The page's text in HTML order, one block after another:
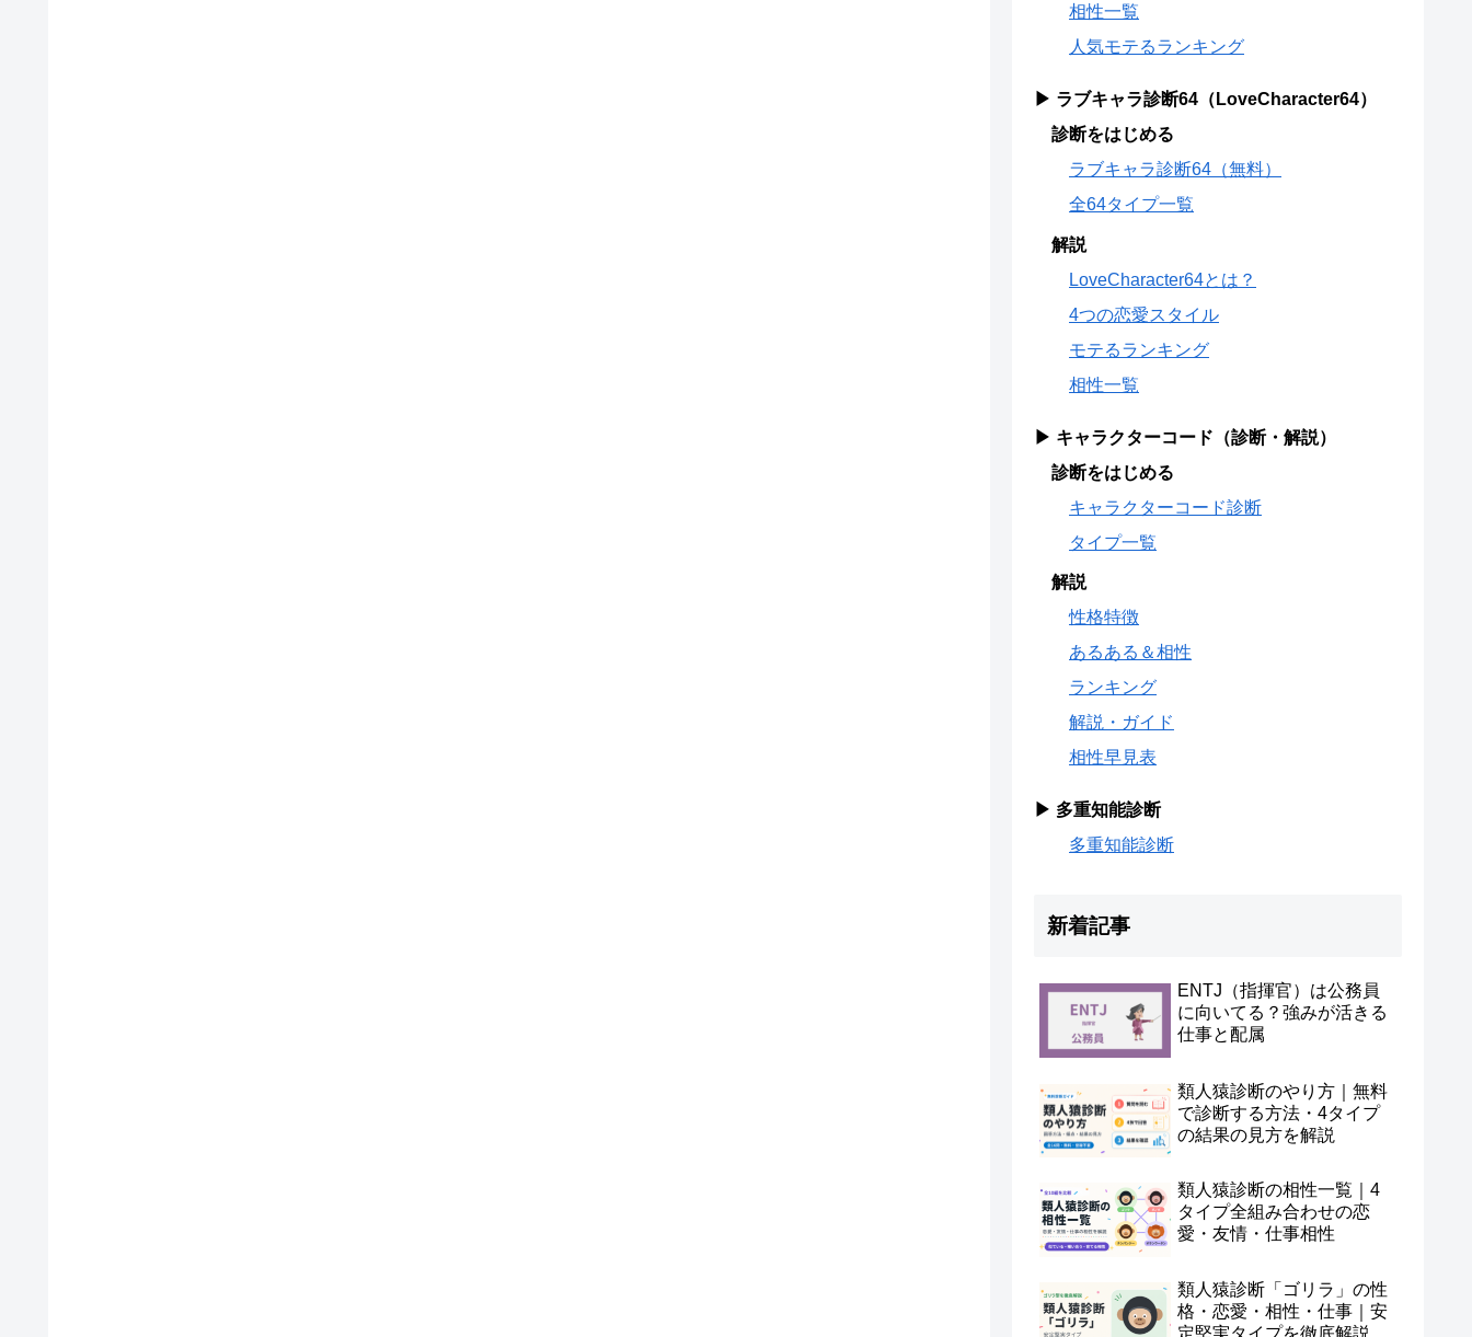
相性一覧
人気モテるランキング
▶ ラブキャラ診断64（LoveCharacter64）
診断をはじめる
ラブキャラ診断64（無料）
全64タイプ一覧
解説
LoveCharacter64とは？
4つの恋愛スタイル
モテるランキング
相性一覧
▶ キャラクターコード（診断・解説）
診断をはじめる
キャラクターコード診断
タイプ一覧
解説
性格特徴
あるある＆相性
ランキング
解説・ガイド
相性早見表
▶ 多重知能診断
多重知能診断
新着記事
ENTJ（指揮官）は公務員
に向いてる？強みが活きる
仕事と配属
類人猿診断のやり方｜無料
で診断する方法・4タイプ
の結果の見方を解説
類人猿診断の相性一覧｜4
タイプ全組み合わせの恋
愛・友情・仕事相性
類人猿診断「ゴリラ」の性
格・恋愛・相性・仕事｜安